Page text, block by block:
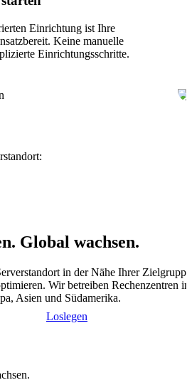
Einrichtung ist Ihre
Keine manuelle
Einrichtungsschritte.
Global wachsen.
in der Nähe Ihrer
Wir betreiben Rechenzentren in
Asien und Südamerika.
Loslegen